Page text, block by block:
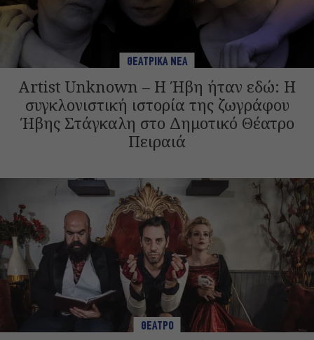
ΘΕΑΤΡΙΚΑ ΝΕΑ
Artist Unknown – Η Ήβη ήταν εδώ: Η
συγκλονιστική ιστορία της ζωγράφου
Ήβης Στάγκαλη στο Δημοτικό Θέατρο
Πειραιά
ΘΕΑΤΡΟ